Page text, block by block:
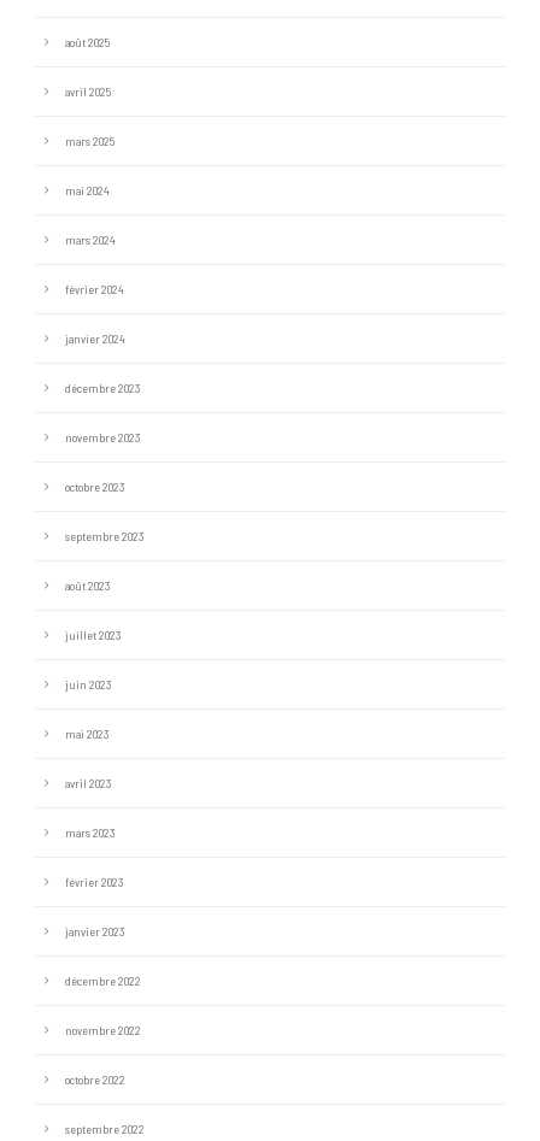
août 2025
avril 2025
mars 2025
mai 2024
mars 2024
février 2024
janvier 2024
décembre 2023
novembre 2023
octobre 2023
septembre 2023
août 2023
juillet 2023
juin 2023
mai 2023
avril 2023
mars 2023
février 2023
janvier 2023
décembre 2022
novembre 2022
octobre 2022
septembre 2022